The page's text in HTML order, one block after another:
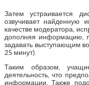
Затем устраивается
озвучивает найденную
качестве модератора,
дополняя информацию,
задавать выступающим
25 минут).
Таким образом,
деятельность, что
информации. Также